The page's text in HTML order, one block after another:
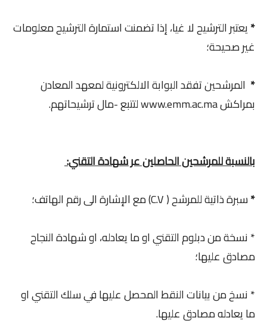
*يعتبر الترشيح لا غيا، إذا تضمنت استمارة الترشيح معلومات
غير صحيحة؛
* المرشحين تفقد البوابة الالكترونية لمعهد المعادن
بمراكش www.emm.ac.ma لتتبع -مال ترشيحاتهم.
بالنسبة للمرشحين الحاصلين عر شهادة التقني:
*سبرة ذاتية للمرشح ( C.V) مع الإشارة الى رقم الهاتف؛
* نسخة من دبلوم التقني او ما يعادله، او شهادة النجاح
مصادق عليها؛
* نسخ من بيانات النقط المحصل عليها في سلك التقني او
ما يعادله مصادق عليها.